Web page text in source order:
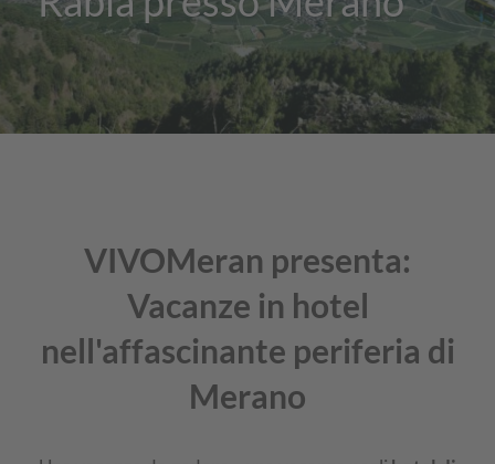
VIVOMeran presenta:
Vacanze in hotel
nell'affascinante periferia di
Merano